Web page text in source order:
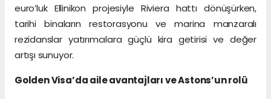
euro’luk Ellinikon projesiyle Riviera hattı dönüşürken,
tarihi binaların restorasyonu ve marina manzaralı
rezidanslar yatırımcılara güçlü kira getirisi ve değer
artışı sunuyor.
Golden Visa’da aile avantajları ve Astons’un rolü